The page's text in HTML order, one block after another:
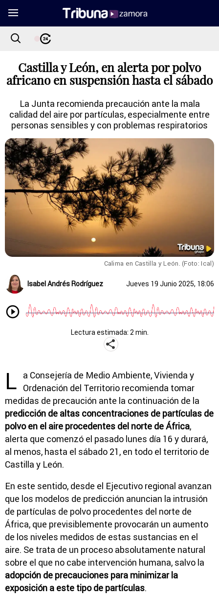
Castilla y León, en alerta por polvo
africano en suspensión hasta el sábado
La Junta recomienda precaución ante la mala
calidad del aire por partículas, especialmente entre
personas sensibles y con problemas respiratorios
Calima en Castilla y León. (Foto: Ical)
Isabel Andrés Rodríguez Jueves 19 Junio 2025, 18:06
Lectura estimada: 2 min.
L
a Consejería de Medio Ambiente, Vivienda y
Ordenación del Territorio recomienda tomar
medidas de precaución ante la continuación de la
predicción de altas concentraciones de partículas de
polvo en el aire procedentes del norte de África,
alerta que comenzó el pasado lunes día 16 y durará,
al menos, hasta el sábado 21, en todo el territorio de
Castilla y León.
En este sentido, desde el Ejecutivo regional avanzan
que los modelos de predicción anuncian la intrusión
de partículas de polvo procedentes del norte de
África, que previsiblemente provocarán un aumento
de los niveles medidos de estas sustancias en el
aire. Se trata de un proceso absolutamente natural
sobre el que no cabe intervención humana, salvo la
adopción de precauciones para minimizar la
exposición a este tipo de partículas.